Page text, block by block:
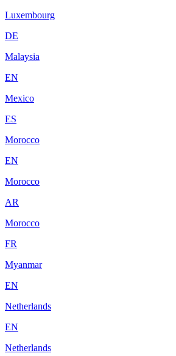
Luxembourg
DE
Malaysia
EN
Mexico
ES
Morocco
EN
Morocco
AR
Morocco
FR
Myanmar
EN
Netherlands
EN
Netherlands